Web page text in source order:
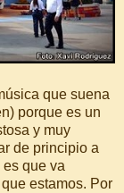
que suena
porque es un
y muy
de principio a
que va
estamos. Por